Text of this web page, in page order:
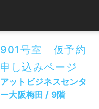
901号室 仮予約
申し込みページ
アットビジネスセンタ
ー大阪梅田 / 9階